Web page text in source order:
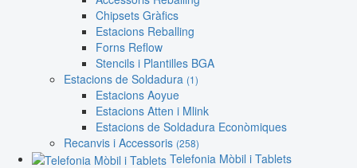
Chipsets Gràfics
Estacions Reballing
Forns Reflow
Stencils i Plantilles BGA
Estacions de Soldadura (1)
Estacions Aoyue
Estacions Atten i Mlink
Estacions de Soldadura Econòmiques
Recanvis i Accessoris (258)
Telefonia Mòbil i Tablets